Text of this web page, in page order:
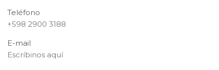
Teléfono
+598 2900 3188
E-mail
Escríbinos aquí